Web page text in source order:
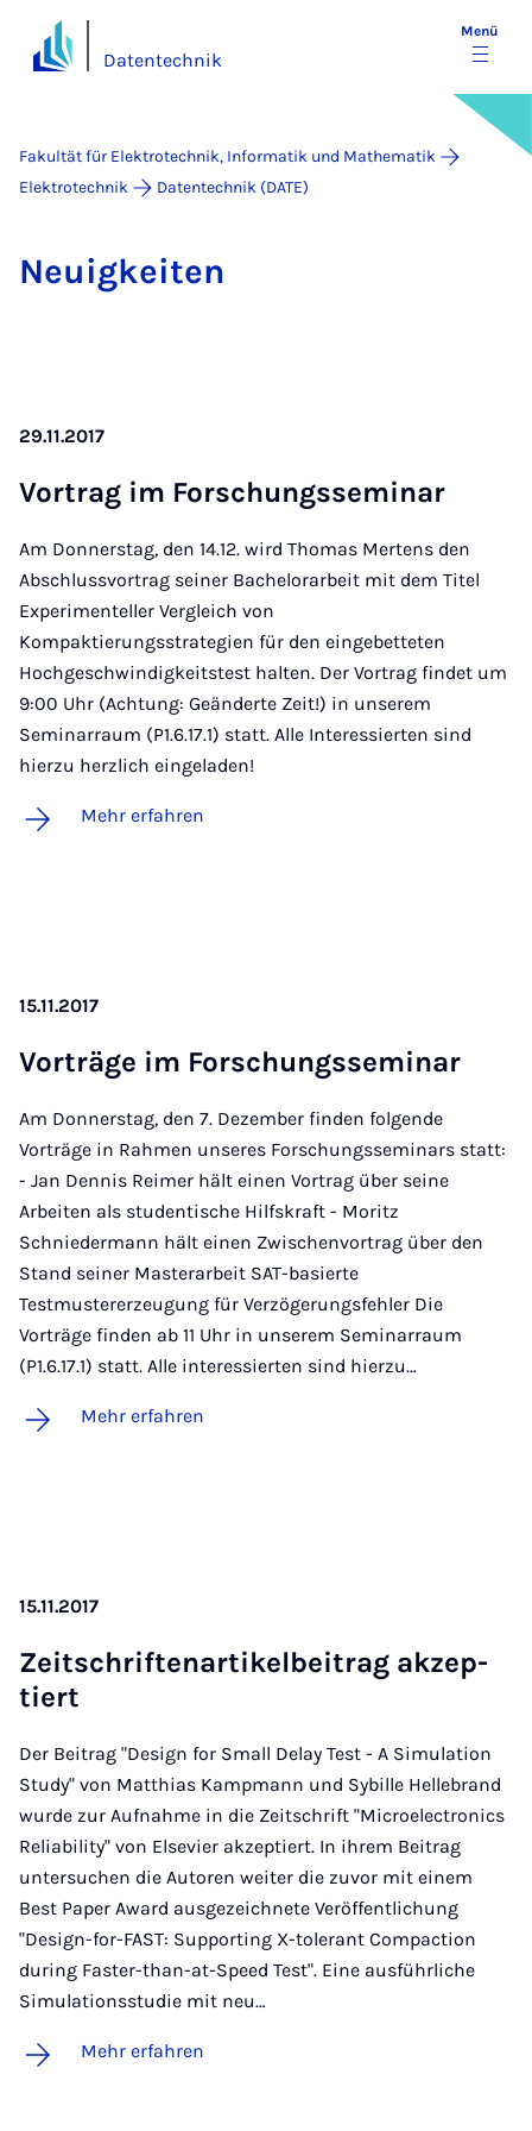
Datentechnik
Menü
Fakultät für Elektrotechnik, Informatik und Mathematik
Elektrotechnik
Datentechnik (DATE)
Neu­ig­kei­ten
29.11.2017
Vor­trag im For­schungs­se­mi­nar
Am Donnerstag, den 14.12. wird Thomas Mertens den
Abschlussvortrag seiner Bachelorarbeit mit dem Titel
Experimenteller Vergleich von
Kompaktierungsstrategien für den eingebetteten
Hochgeschwindigkeitstest halten. Der Vortrag findet um
9:00 Uhr (Achtung: Geänderte Zeit!) in unserem
Seminarraum (P1.6.17.1) statt. Alle Interessierten sind
hierzu herzlich eingeladen!
Mehr erfahren
15.11.2017
Vor­trä­ge im For­schungs­se­mi­nar
Am Donnerstag, den 7. Dezember finden folgende
Vorträge in Rahmen unseres Forschungsseminars statt:
- Jan Dennis Reimer hält einen Vortrag über seine
Arbeiten als studentische Hilfskraft - Moritz
Schniedermann hält einen Zwischenvortrag über den
Stand seiner Masterarbeit SAT-basierte
Testmustererzeugung für Verzögerungsfehler Die
Vorträge finden ab 11 Uhr in unserem Seminarraum
(P1.6.17.1) statt. Alle interessierten sind hierzu…
Mehr erfahren
15.11.2017
Zeit­schrif­ten­ar­ti­kel­bei­trag ak­zep­
tiert
Der Beitrag "Design for Small Delay Test - A Simulation
Study" von Matthias Kampmann und Sybille Hellebrand
wurde zur Aufnahme in die Zeitschrift "Microelectronics
Reliability" von Elsevier akzeptiert. In ihrem Beitrag
untersuchen die Autoren weiter die zuvor mit einem
Best Paper Award ausgezeichnete Veröffentlichung
"Design-for-FAST: Supporting X-tolerant Compaction
during Faster-than-at-Speed Test". Eine ausführliche
Simulationsstudie mit neu…
Mehr erfahren